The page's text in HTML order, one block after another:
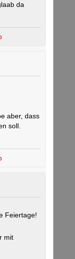
da
aber, dass
soll.
Feiertage!
mit